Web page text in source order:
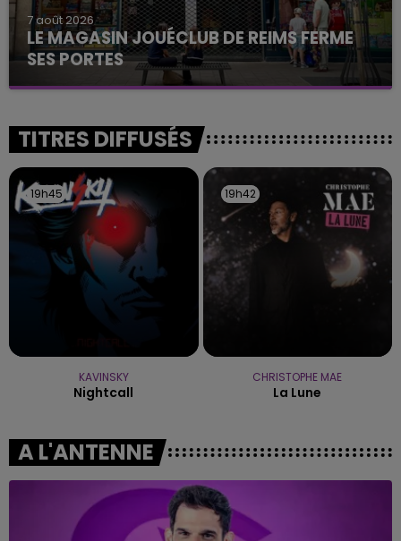
7 août 2026
LE MAGASIN JOUÉCLUB DE REIMS FERME
SES PORTES
C'était l'une des institutions du centre-ville
fermer ses portes.
TITRES DIFFUSÉS
19h45
19h45
KAVINSKY
Nightcall
19h42
19h42
CHRISTOPHE MAE
La Lune
A L'ANTENNE